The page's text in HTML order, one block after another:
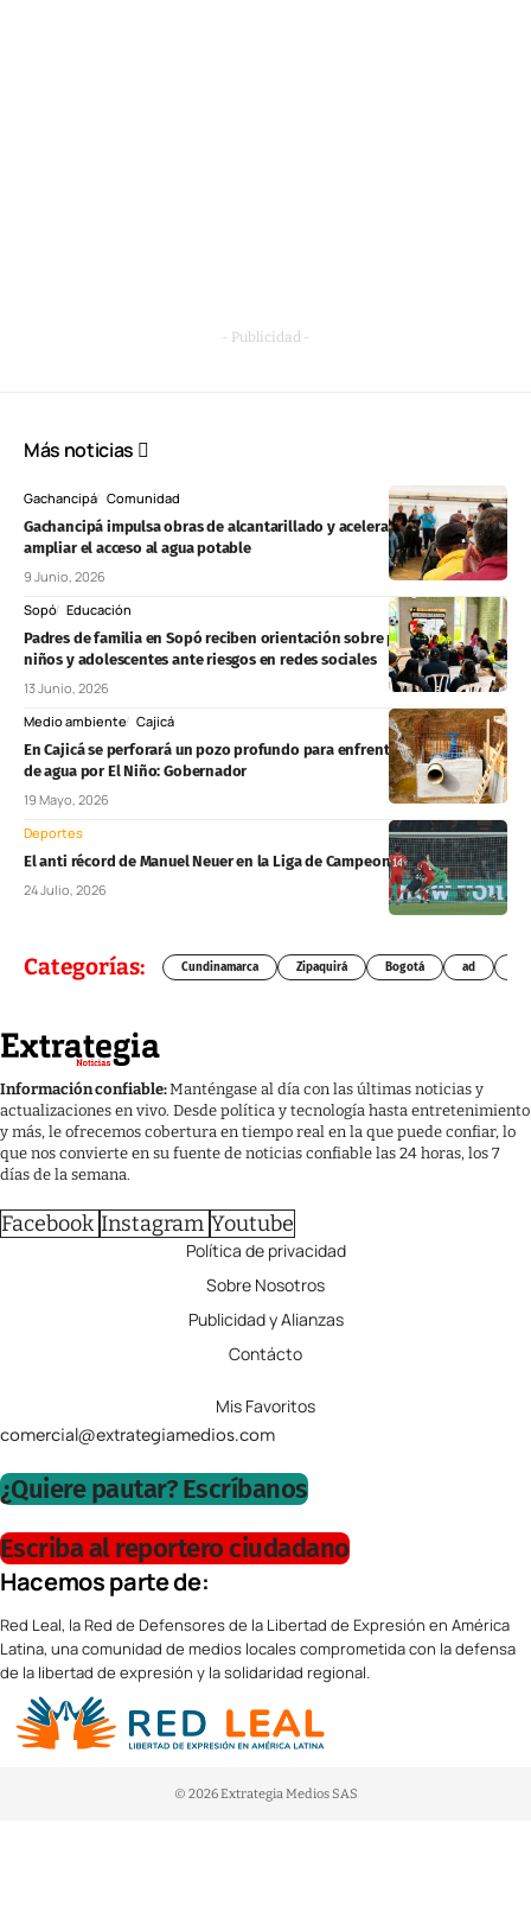
- Publicidad -
Más noticias
Gachancipá Comunidad
Gachancipá impulsa obras de alcantarillado y acelera proyectos para
ampliar el acceso al agua potable
9 Junio, 2026
Sopó Educación
Padres de familia en Sopó reciben orientación sobre protección de
niños y adolescentes ante riesgos en redes sociales
13 Junio, 2026
Medio ambiente Cajicá
En Cajicá se perforará un pozo profundo para enfrentar posible crisis
de agua por El Niño: Gobernador
19 Mayo, 2026
Deportes
El anti récord de Manuel Neuer en la Liga de Campeones
24 Julio, 2026
Categorías: Cundinamarca Zipaquirá Bogotá ad
Información confiable:Manténgase al día con las últimas noticias y
actualizaciones en vivo. Desde política y tecnología hasta entretenimiento
y más, le ofrecemos cobertura en tiempo real en la que puede confiar, lo
que nos convierte en su fuente de noticias confiable las 24 horas, los 7
días de la semana.
Facebook Instagram Youtube
Política de privacidad
Sobre Nosotros
Publicidad y Alianzas
Contácto
Mis Favoritos
comercial@extrategiamedios.com
¿Quiere pautar? Escríbanos
Escriba al reportero ciudadano
Hacemos parte de:
Red Leal, la Red de Defensores de la Libertad de Expresión en América
Latina, una comunidad de medios locales comprometida con la defensa
de la libertad de expresión y la solidaridad regional.
© 2026 Extrategia Medios SAS